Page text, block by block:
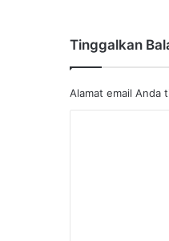
Tinggalkan
Alamat email Anda